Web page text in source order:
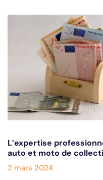
L’expertise
auto et moto de
2 mars 2024